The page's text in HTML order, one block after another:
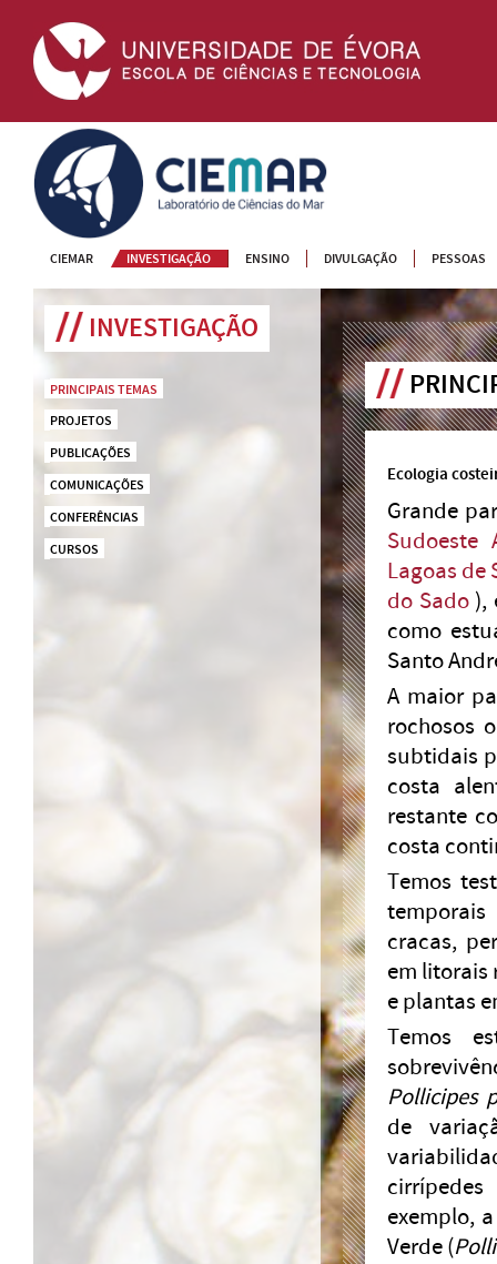
CIEMAR
CIEMAR INVESTIGAÇÃO ENSINO DIVULGAÇÃO PESSOAS
INVESTIGAÇÃO
PRINCIPAIS TEMAS
PROJETOS
PUBLICAÇÕES
COMUNICAÇÕES
CONFERÊNCIAS
CURSOS
Ecologia
Grande
Sudoeste
Lagoas de
do Sado),
como
Santo
A maior
rochosos
subtidais
costa
restante
costa
Temos
cracas,
em litorais
e plantas
Temos
Pollicipes
de
exemplo,
Verde (